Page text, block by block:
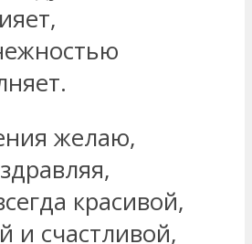
желаю,
красивой,
и счастливой,